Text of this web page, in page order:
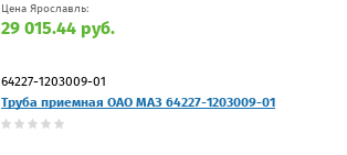
Цена Ярославль:
29 015.44 руб.
64227-1203009-01
Труба приемная ОАО МАЗ 64227-1203009-01